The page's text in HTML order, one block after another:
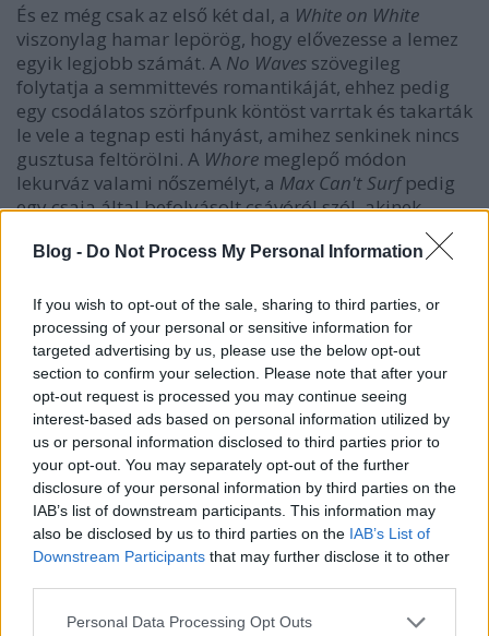
Blog - Do Not Process My Personal Information
If you wish to opt-out of the sale, sharing to third parties, or
processing of your personal or sensitive information for
targeted advertising by us, please use the below opt-out
section to confirm your selection. Please note that after your
opt-out request is processed you may continue seeing
interest-based ads based on personal information utilized by
us or personal information disclosed to third parties prior to
your opt-out. You may separately opt-out of the further
disclosure of your personal information by third parties on the
IAB’s list of downstream participants. This information may
also be disclosed by us to third parties on the IAB’s List of
Downstream Participants that may further disclose it to other
Please note that this website/app uses one or more Google
Personal Data Processing Opt Outs
És ez még csak az első két dal, a White on White
viszonylag hamar lepörög, hogy elővezesse a lemez
egyik legjobb számát. A No Waves szövegileg
folytatja a semmittevés romantikáját, ehhez pedig
egy csodálatos szörfpunk köntöst varrtak és takarták
le vele a tegnap esti hányást, amihez senkinek nincs
gusztusa feltörölni. A Whore meglepő módon
lekurváz valami nőszemélyt, a Max Can't Surfpedig
egy csaja által befolyásolt csávóról szól, akinek
rohadtul ideje lenne már megváltozni, abbahagyni a
füvezést, elégetni a szűk farmert és kidobni a
nem először ugrik be nekünk a Creedence Clearwater
Revival.
Amíg a Blackout Stoutegy szörfözés utáni strandbuli
soundtrackje, addig aWake Bake Skateennek a
hepajnak a másnapja, amikor az ember még
ébredés után is tök részeg, ezért gyorsan félhülyére
szívja magát, hogy legalább enni tudjon valamit
mielőtt lelép a haverokkal deszkázni. AGimme
Somethingesetében pedig már annyira indokolt a
CCR-rel való példálózás, hogy adal klipjéhezis egy
korai Creedence-koncertfelvételt használtak fel,
aminek hallatán simán elhisszük, hogy a Fogerty-
testvérek unokái megtalálták a faterék titkos